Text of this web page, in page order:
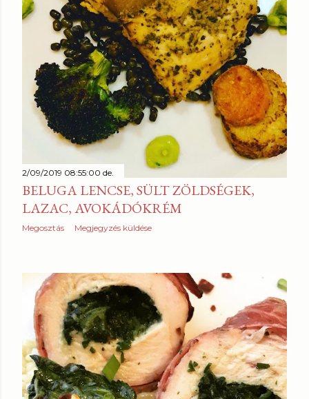
2/09/2019 08:55:00 de.
BELUGA LENCSE, SÜLT ZÖLDSÉGEK,
LAZAC, AVOKÁDÓKRÉM
Megosztás Megjegyzés küldése